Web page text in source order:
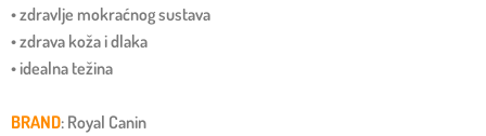
• zdravlje mokraćnog sustava
• zdrava koža i dlaka
• idealna težina
BRAND: Royal Canin